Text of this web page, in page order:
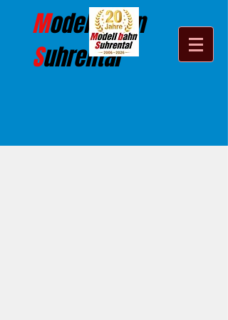
Modellbahn
Suhrental